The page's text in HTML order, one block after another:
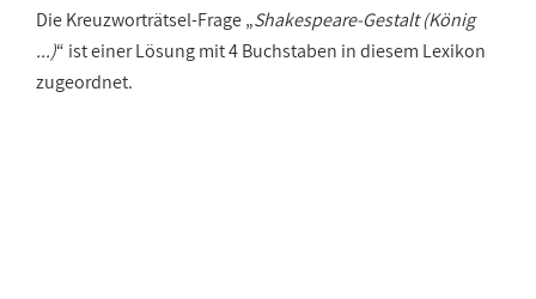
Die Kreuzworträtsel-Frage „Shakespeare-Gestalt (König
...)“ ist einer Lösung mit 4 Buchstaben in diesem Lexikon
zugeordnet.